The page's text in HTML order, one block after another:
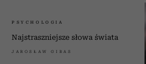
PSYCHOLOGIA
Najstraszniejsze słowa świata
JAROSŁAW GIBAS